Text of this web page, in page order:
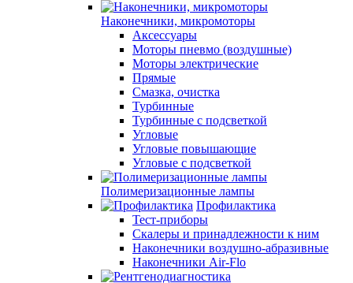
Наконечники, микромоторы
Аксессуары
Моторы пневмо (воздушные)
Моторы электрические
Прямые
Смазка, очистка
Турбинные
Турбинные с подсветкой
Угловые
Угловые повышающие
Угловые с подсветкой
Полимеризационные лампы
Профилактика
Тест-приборы
Скалеры и принадлежности к ним
Наконечники воздушно-абразивные
Наконечники Air-Flo